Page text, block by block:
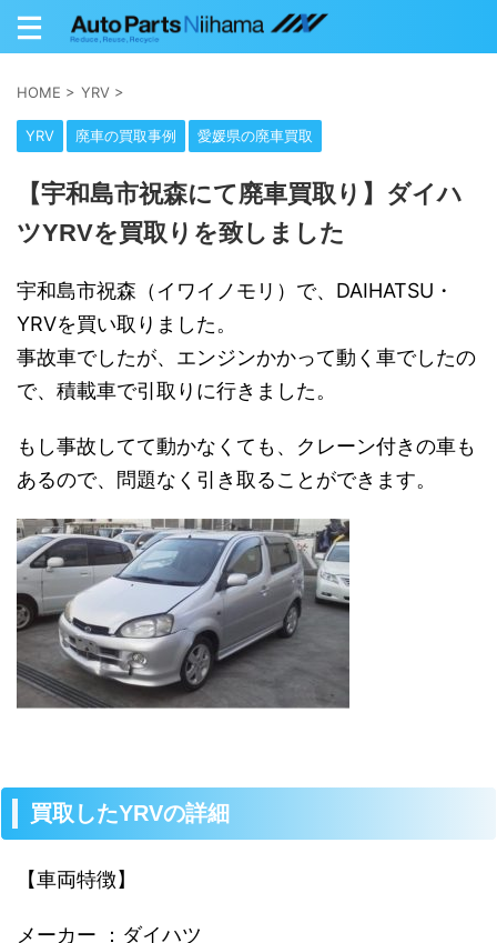
HOME > YRV >
YRV 廃車の買取事例 愛媛県の廃車買取
【宇和島市祝森にて廃車買取り】ダイハ
ツYRVを買取りを致しました
宇和島市祝森（イワイノモリ）で、DAIHATSU・
YRVを買い取りました。
事故車でしたが、エンジンかかって動く車でしたの
で、積載車で引取りに行きました。
もし事故してて動かなくても、クレーン付きの車も
あるので、問題なく引き取ることができます。
買取したYRVの詳細
【車両特徴】
メーカー ：ダイハツ